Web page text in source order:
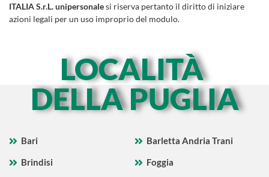
ITALIA S.r.L. unipersonalesi riserva pertanto il diritto di iniziare
azioni legali per un uso improprio del modulo.
LOCALITÀ
DELLA PUGLIA
Bari
Barletta Andria Trani
Brindisi
Foggia